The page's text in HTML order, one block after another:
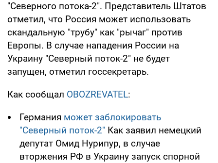
"Северного потока-2". Представитель Штатов
отметил, что Россия может использовать
скандальную "трубу" как "рычаг" против
Европы. В случае нападения России на
Украину "Северный поток-2" не будет
запущен, отметил госсекретарь.
Как сообщал OBOZREVATEL:
Германия может заблокировать
"Северный поток-2" Как заявил немецкий
депутат Омид Нурипур, в случае
вторжения РФ в Украину запуск спорной